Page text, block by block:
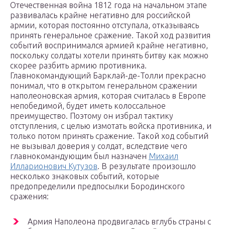
Отечественная война 1812 года на начальном этапе
развивалась крайне негативно для российской
армии, которая постоянно отступала, отказываясь
принять генеральное сражение. Такой ход развития
событий воспринимался армией крайне негативно,
поскольку солдаты хотели принять битву как можно
скорее разбить армию противника.
Главнокомандующий Барклай-де-Толли прекрасно
понимал, что в открытом генеральном сражении
наполеоновская армия, которая считалась в Европе
непобедимой, будет иметь колоссальное
преимущество. Поэтому он избрал тактику
отступления, с целью измотать войска противника, и
только потом принять сражение. Такой ход событий
не вызывал доверия у солдат, вследствие чего
главнокомандующим был назначен Михаил
Илларионович Кутузов. В результате произошло
несколько знаковых событий, которые
предопределили предпосылки Бородинского
сражения:
Армия Наполеона продвигалась вглубь страны с